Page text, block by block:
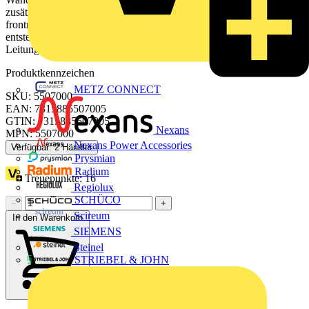
METZ CONNECT
Nexans
Nexans Power Accessories
Prysmian
Radium
Regiolux
SCHÜCO
Scireum
SIEMENS
Steinel
STRIEBEL & JOHN
zusätzliche Geräteplatten möglich sein. Gerätedosen können
frontrastend eingesetzt werden, so daß kein Kontakt zur Rückwand
entsteht. Der gesamte Raum hinter der Dose bleibt zur
Leitungsverlegung erhalten.
Produktkennzeichen
SKU: 5507000
EAN: 7315885507005
GTIN: 7315885507005
MPN: 5507000
Verfügbar: 2 Händler
Treuepunkte:16
−
+
In den Warenkorb